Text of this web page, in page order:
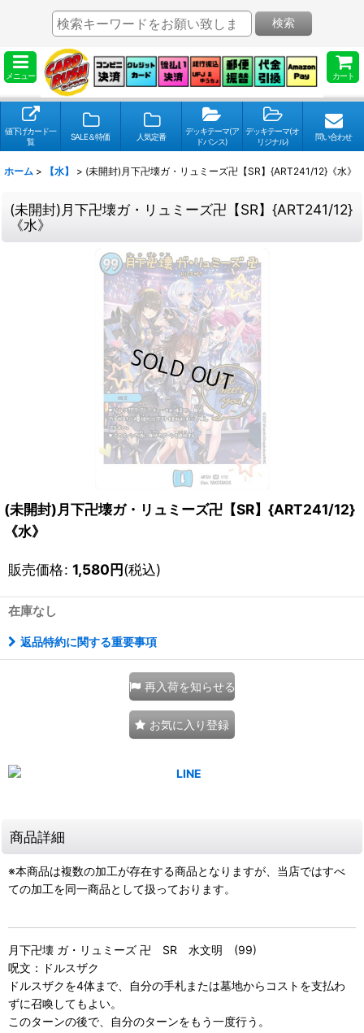
メニュー カート
検索
値下げカード一
覧
SALE＆特価 人気定番
デッキテーマ(ア
ドバンス)
デッキテーマ(オ
リジナル)
問い合わせ
ホーム > 【水】 > (未開封)月下卍壊ガ・リュミーズ卍【SR】{ART241/12}《水》
(未開封)月下卍壊ガ・リュミーズ卍【SR】{ART241/12}
《水》
(未開封)月下卍壊ガ・リュミーズ卍【SR】{ART241/12}
《水》
販売価格: 1,580円(税込)
在庫なし
返品特約に関する重要事項
再入荷を知らせる
お気に入り登録
商品詳細
※本商品は複数の加工が存在する商品となりますが、当店ではすべ
ての加工を同一商品として扱っております。
月下卍壊 ガ・リュミーズ 卍 SR 水文明 (99)
呪文：ドルスザク
ドルスザクを4体まで、自分の手札または墓地からコストを支払わ
ずに召喚してもよい。
このターンの後で、自分のターンをもう一度行う。